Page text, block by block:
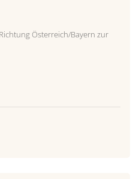
Österreich/Bayern zur